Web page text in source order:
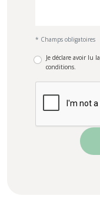
* Champs obligatoires
Je déclare avoir lu la
conditions.